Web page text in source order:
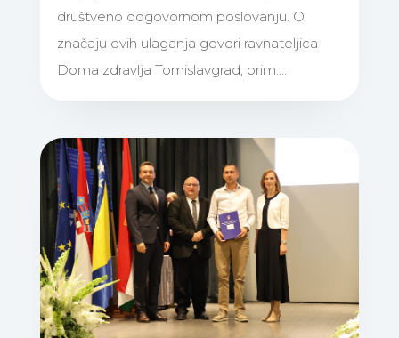
društveno odgovornom poslovanju. O
značaju ovih ulaganja govori ravnateljica
Doma zdravlja Tomislavgrad, prim....